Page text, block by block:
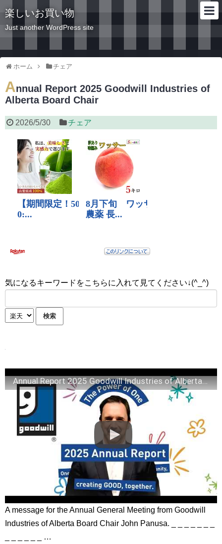
楽しいお買い物
Just another WordPress site
ホーム チェア
Annual Report 2025 Goodwill Industries of
Alberta Board Chair
2026/5/30 チェア
気になるキーワードをこちらに入れて見てください↓(^_^)
Annual Report 2025 Goodwill Industries of Alberta Board Chair
A message for the Annual General Meeting from Goodwill
Industries of Alberta Board Chair John Panusa. _ _ _ _ _ _ _
_ _ _ _ _ _ …